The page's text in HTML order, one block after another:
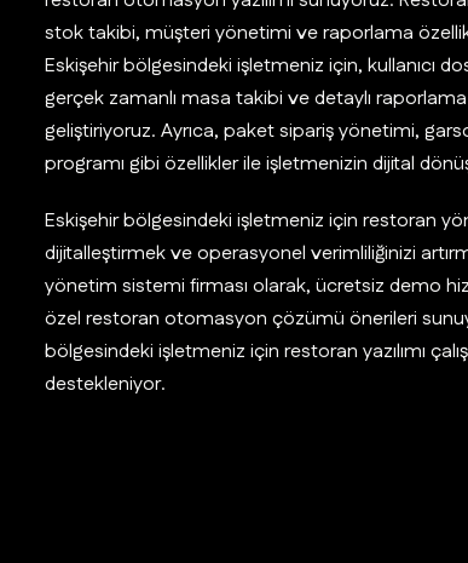
stok takibi, müşteri yönetimi ve raporlama
Eskişehir bölgesindeki işletmeniz için, kullanıcı
gerçek zamanlı masa takibi ve detaylı
geliştiriyoruz. Ayrıca, paket sipariş yönetimi,
programı gibi özellikler ile işletmenizin dijital
Eskişehir bölgesindeki işletmeniz için restoran
dijitalleştirmek ve operasyonel verimliliğinizi
yönetim sistemi firması olarak, ücretsiz demo
özel restoran otomasyon çözümü önerileri
bölgesindeki işletmeniz için restoran yazılımı
destekleniyor.